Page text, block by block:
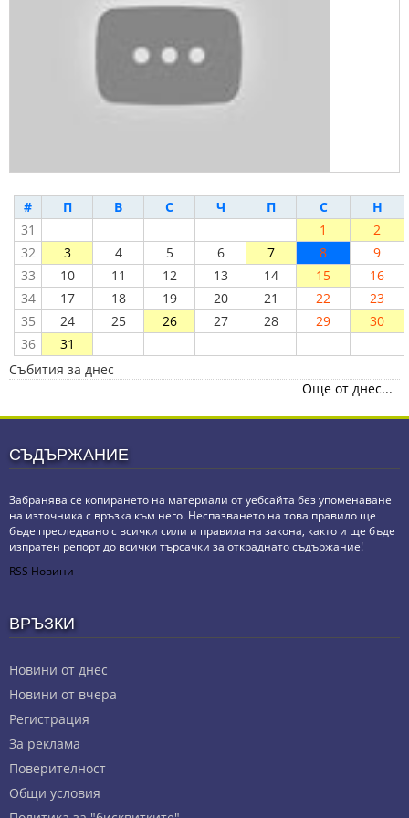
# П В С Ч П С
Н
31
1
2
32
3 4 5 6 7 8
9
33
10 11 12 13 14 15
16
34
17 18 19 20 21 22
23
35
24 25 26 27 28 29
30
36
31
Събития за днес
Още от днес...
СЪДЪРЖАНИЕ
Забранява се копирането на материали от уебсайта без упоменаване
на източника с връзка към него. Неспазването на това правило ще
бъде преследвано с всички сили и правила на закона, както и ще бъде
изпратен репорт до всички търсачки за откраднато съдържание!
RSS Новини
ВРЪЗКИ
Новини от днес
Новини от вчера
Регистрация
За реклама
Πoвepитeлнocт
Общи условия